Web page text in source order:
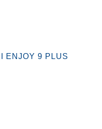
9 PLUS